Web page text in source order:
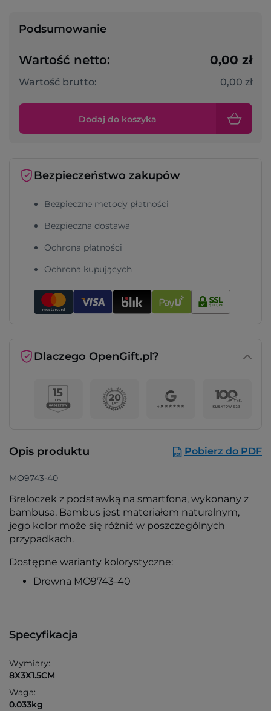
Podsumowanie
Wartość netto: 0,00 zł
Wartość brutto: 0,00 zł
Dodaj do koszyka
Bezpieczeństwo zakupów
Bezpieczne metody płatności
Bezpieczna dostawa
Ochrona płatności
Ochrona kupujących
Dlaczego OpenGift.pl?
Opis produktu Pobierz do PDF
MO9743-40
Breloczek z podstawką na smartfona, wykonany z
bambusa. Bambus jest materiałem naturalnym,
jego kolor może się różnić w poszczególnych
przypadkach.
Dostępne warianty kolorystyczne:
Drewna MO9743-40
Specyfikacja
Wymiary:
8X3X1.5CM
Waga:
0.033kg